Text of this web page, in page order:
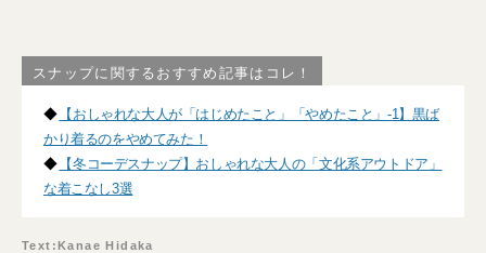
スナップに関するおすすめ記事はコレ！
◆ 【おしゃれな大人が「はじめたこと」「やめたこと」-1】黒ば
かり着るのをやめてみた！
◆ 【冬コーデスナップ】おしゃれな大人の「文化系アウトドア」
な着こなし3選
Text:Kanae Hidaka